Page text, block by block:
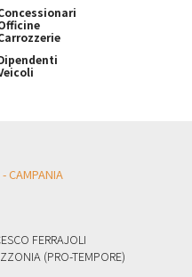
FERRAJOLI
(PRO-TEMPORE)